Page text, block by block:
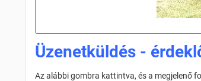
Üzenetküldés -
Az alábbi gombra kattintva, és a megjelenő